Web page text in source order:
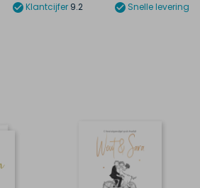
Klantcijfer9.2 Snelle levering